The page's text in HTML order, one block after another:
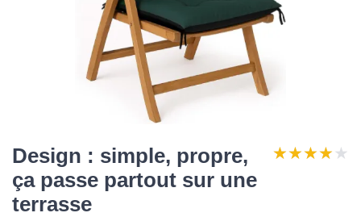
Design : simple, propre,
ça passe partout sur une
terrasse
★★★★★
★★★★★